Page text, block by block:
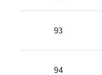
93
94